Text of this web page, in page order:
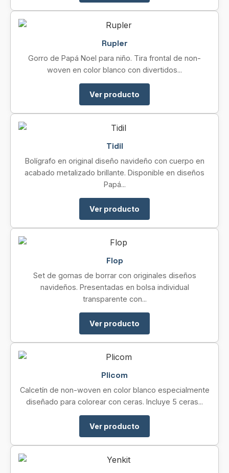
Rupler
Gorro de Papá Noel para niño. Tira frontal de non-
woven en color blanco con divertidos...
Ver producto
Tidil
Bolígrafo en original diseño navideño con cuerpo en
acabado metalizado brillante. Disponible en diseños
Papá...
Ver producto
Flop
Set de gomas de borrar con originales diseños
navideños. Presentadas en bolsa individual
transparente con...
Ver producto
Plicom
Calcetín de non-woven en color blanco especialmente
diseñado para colorear con ceras. Incluye 5 ceras...
Ver producto